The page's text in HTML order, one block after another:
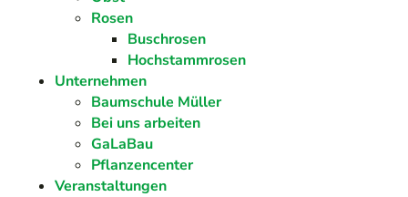
Rosen
Buschrosen
Hochstammrosen
Unternehmen
Baumschule Müller
Bei uns arbeiten
GaLaBau
Pflanzencenter
Veranstaltungen